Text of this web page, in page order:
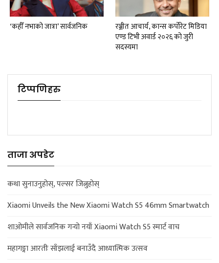
‘कहीँ नभाको जात्रा’ सार्वजनिक
रञ्जीत आचार्य, कान्स कर्पोरेट मिडिया
एण्ड टिभी अवार्ड २०२६ को जुरी
सदस्यमा
टिप्पणिहरु
ताजा अपडेट
कथा सुनाउनुहोस्, पल्सर जित्नुहोस्
Xiaomi Unveils the New Xiaomi Watch S5 46mm Smartwatch
शाओमीले सार्वजनिक गर्‍यो नयाँ Xiaomi Watch S5 स्मार्ट वाच
महागङ्गा आरतीः साँझलाई बनाउँदै आध्यात्मिक उत्सव